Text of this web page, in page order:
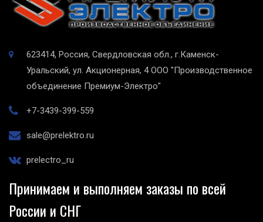
623414, Россия, Свердловская обл., г.Каменск-
Уральский, ул. Акционерная, 4 ООО "Производственное
объединение Премиум-Электро"
+7-3439-399-559
sale@prelektro.ru
prelectro_ru
Принимаем и выполняем заказы по всей
России и СНГ